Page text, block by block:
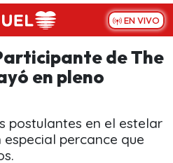
EN VIVO
de The
en pleno
postulantes en el estelar
especial percance que